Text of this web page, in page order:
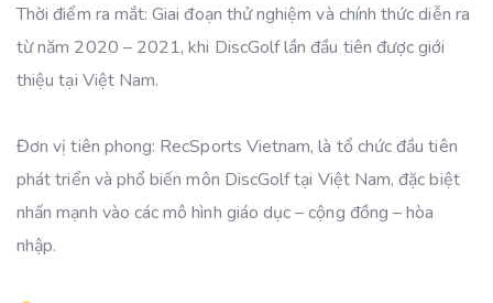
Thời điểm ra mắt: Giai đoạn thử nghiệm và chính thức diễn ra
từ năm 2020 – 2021, khi DiscGolf lần đầu tiên được giới
thiệu tại Việt Nam.
Đơn vị tiên phong: RecSports Vietnam, là tổ chức đầu tiên
phát triển và phổ biến môn DiscGolf tại Việt Nam, đặc biệt
nhấn mạnh vào các mô hình giáo dục – cộng đồng – hòa
nhập.